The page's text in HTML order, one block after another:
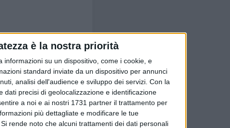
è la nostra priorità
informazioni su un dispositivo, come i cookie, e
standard inviate da un dispositivo per annunci
analisi dell'audience e sviluppo dei servizi. Con la
precisi di geolocalizzazione e identificazione
a noi e ai nostri 1731 partner il trattamento per
più dettagliate e modificare le tue
Si rende noto che alcuni trattamenti dei dati personali